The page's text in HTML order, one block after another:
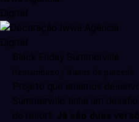
Black Friday Summerville
Pernambuco / 8 anos de parceria
Projeto que amamos
Summerville tinha um
do resort. Já são duas